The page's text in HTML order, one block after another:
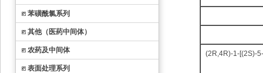
苯磺酰氯系列
其他（医药中间体）
农药及中间体
表面处理系列
(2R,4R)-1-[(2S)-